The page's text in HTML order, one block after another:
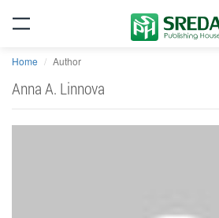
Home Author
Anna A. Linnova